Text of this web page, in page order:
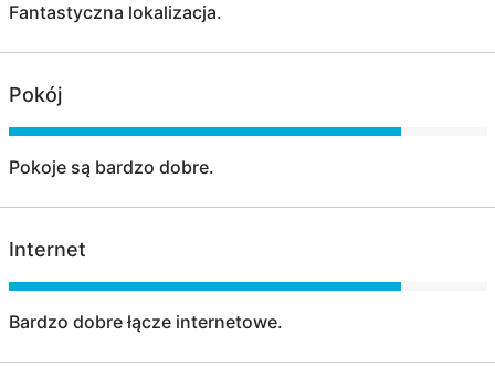
Fantastyczna lokalizacja.
Pokój
Pokoje są bardzo dobre.
Internet
Bardzo dobre łącze internetowe.